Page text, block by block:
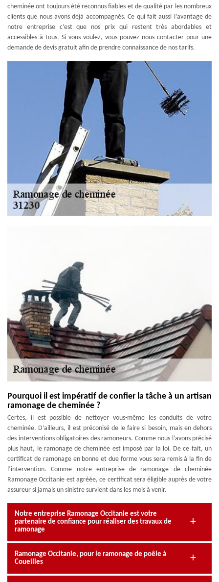
cheminée ont toujours été reconnus fiables et de qualité par les nombreux
clients que nous avons déjà accompagnés. Ce qui fait aussi l’avantage de
notre entreprise c’est que nos prix qui restent très abordables et
accessibles à tous. Si vous voulez, vous pouvez nous contacter pour une
demande de devis gratuit afin de prendre connaissance de nos tarifs.
Pourquoi il est impératif de confier la tâche à un artisan
ramonage de cheminée ?
Certes, il est possible de nettoyer vous-même les conduits de votre
cheminée. D’ailleurs, il est préconisé de le faire si besoin, mais en dehors
des interventions obligatoires des ramoneurs. Comme nous l’avons précisé
plus haut, le ramonage de cheminée est imposé par la loi. De ce fait, un
certificat de ramonage en bonne et due forme vous sera remis à la fin de
l’intervention. Comme notre entreprise de ramonage de cheminée
Ramonage Occitanie est agréée, ce certificat sera éligible auprès de votre
assureur si jamais un sinistre survient dans les mois à venir.
Notre entreprise Ramonage Occitanie est votre
partenaire de confiance pour réaliser des travaux de
ramonage
Ramonage Occitanie, pour le ramonage de poêle à
Coueilles